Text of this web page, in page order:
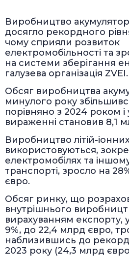
Виробництво
досягло рекордного
чому сприяли розвиток
електромобільності та
на системи зберігання
галузева організація ZVEI.
Обсяг виробництва
минулого року
порівняно з 2024 роком і
вираженні становив 8,1
Виробництво літій-
використовуються,
електромобілях та
транспорті, зросло на
євро.
Обсяг ринку, що
внутрішнього
вирахуванням експорту,
9%, до 22,4 млрд євро,
наблизившись до
2023 року (24,3 млрд